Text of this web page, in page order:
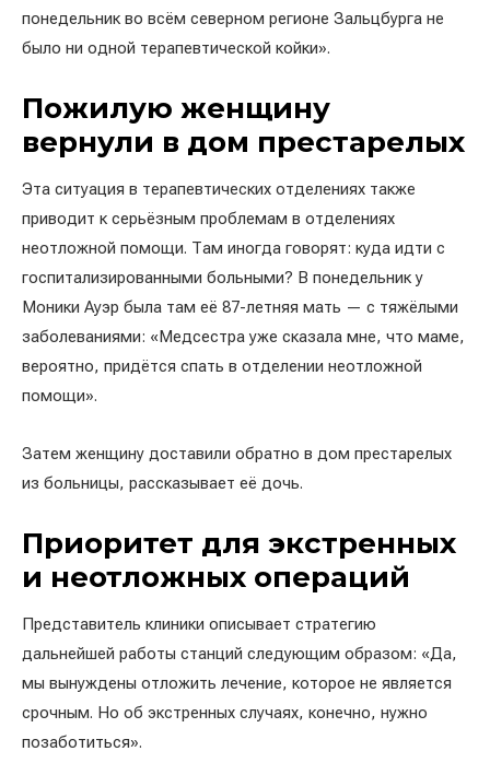
понедельник во всём северном регионе Зальцбурга не
было ни одной терапевтической койки».
Пожилую женщину
вернули в дом престарелых
Эта ситуация в терапевтических отделениях также
приводит к серьёзным проблемам в отделениях
неотложной помощи. Там иногда говорят: куда идти с
госпитализированными больными? В понедельник у
Моники Ауэр была там её 87-летняя мать — с тяжёлыми
заболеваниями: «Медсестра уже сказала мне, что маме,
вероятно, придётся спать в отделении неотложной
помощи».
Затем женщину доставили обратно в дом престарелых
из больницы, рассказывает её дочь.
Приоритет для экстренных
и неотложных операций
Представитель клиники описывает стратегию
дальнейшей работы станций следующим образом: «Да,
мы вынуждены отложить лечение, которое не является
срочным. Но об экстренных случаях, конечно, нужно
позаботиться».